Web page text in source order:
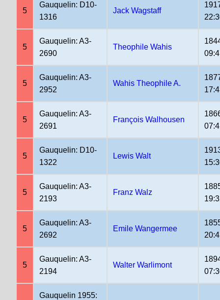
5
Gauquelin: D10-
1316
Jack Wagstaff
5
Gauquelin: A3-
2690
Theophile Wahis
5
Gauquelin: A3-
2952
Wahis Theophile A.
5
Gauquelin: A3-
2691
François Walhousen
5
Gauquelin: D10-
1322
Lewis Walt
5
Gauquelin: A3-
2193
Franz Walz
5
Gauquelin: A3-
2692
Emile Wangermee
5
Gauquelin: A3-
2194
Walter Warlimont
Gauquelin 1955: